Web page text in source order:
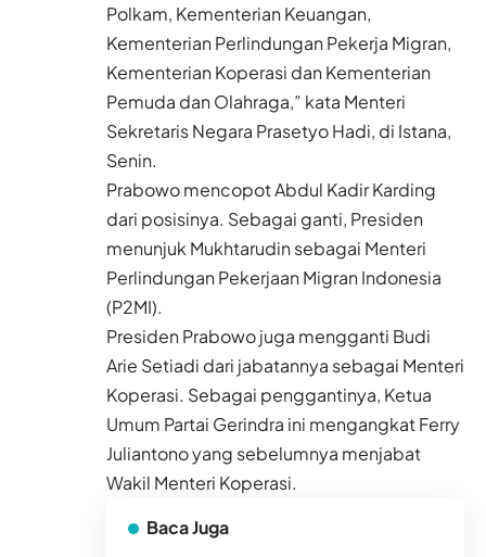
Polkam, Kementerian Keuangan,
Kementerian Perlindungan Pekerja Migran,
Kementerian Koperasi dan Kementerian
Pemuda dan Olahraga,” kata Menteri
Sekretaris Negara Prasetyo Hadi, di Istana,
Senin.
Prabowo mencopot Abdul Kadir Karding
dari posisinya. Sebagai ganti, Presiden
menunjuk Mukhtarudin sebagai Menteri
Perlindungan Pekerjaan Migran Indonesia
(P2MI).
Presiden Prabowo juga mengganti Budi
Arie Setiadi dari jabatannya sebagai Menteri
Koperasi. Sebagai penggantinya, Ketua
Umum Partai Gerindra ini mengangkat Ferry
Juliantono yang sebelumnya menjabat
Wakil Menteri Koperasi.
Baca Juga